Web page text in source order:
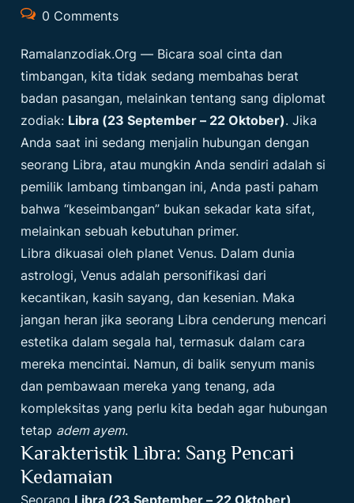
0 Comments
Ramalanzodiak.org — Bicara soal cinta dan
timbangan, kita tidak sedang membahas berat
badan pasangan, melainkan tentang sang diplomat
zodiak: Libra (23 September – 22 Oktober). Jika
Anda saat ini sedang menjalin hubungan dengan
seorang Libra, atau mungkin Anda sendiri adalah si
pemilik lambang timbangan ini, Anda pasti paham
bahwa “keseimbangan” bukan sekadar kata sifat,
melainkan sebuah kebutuhan primer.
Libra dikuasai oleh planet Venus. Dalam dunia
astrologi, Venus adalah personifikasi dari
kecantikan, kasih sayang, dan kesenian. Maka
jangan heran jika seorang Libra cenderung mencari
estetika dalam segala hal, termasuk dalam cara
mereka mencintai. Namun, di balik senyum manis
dan pembawaan mereka yang tenang, ada
kompleksitas yang perlu kita bedah agar hubungan
tetap adem ayem.
Karakteristik Libra: Sang Pencari
Kedamaian